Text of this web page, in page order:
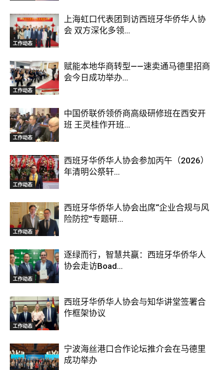
工作动态
上海虹口代表团到访西班牙华侨华人协
会 双方深化多领...
工作动态
赋能本地华商转型——速卖通马德里招商
会今日成功举办...
工作动态
中国侨联侨领侨商高级研修班在西安开
班 王灵桂作开班...
工作动态
西班牙华侨华人协会参加丙午（2026）
年清明公祭轩...
工作动态
西班牙华侨华人协会出席“企业合规与风
险防控”专题研...
工作动态
逐绿而行，智慧共赢：西班牙华侨华人
协会走访Boad...
工作动态
西班牙华侨华人协会与知华讲堂签署合
作框架协议
宁波海丝港口合作论坛推介会在马德里
成功举办